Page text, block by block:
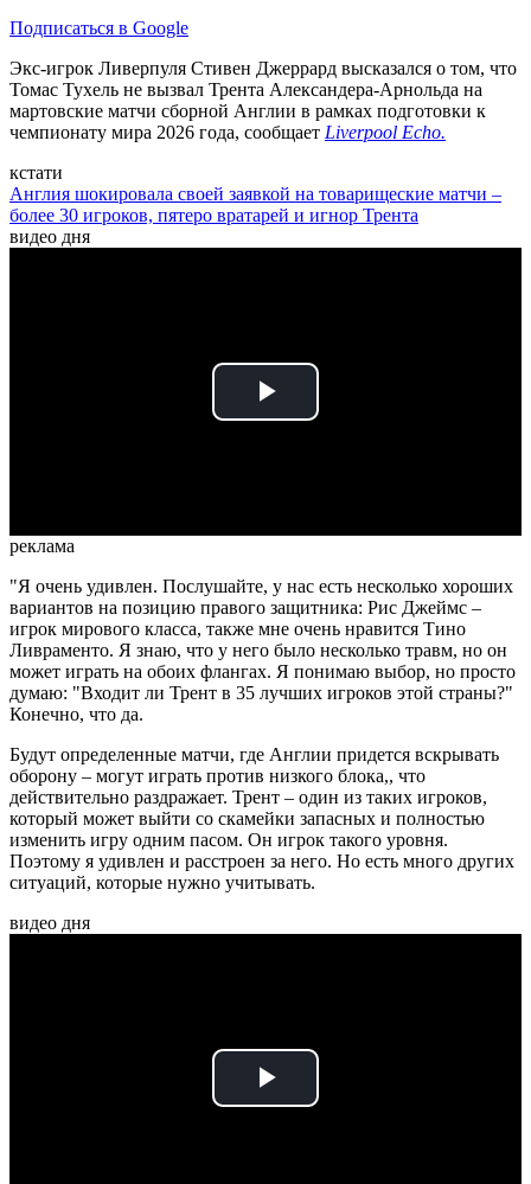
Подписаться в Google
Экс-игрок Ливерпуля Стивен Джеррард высказался о том, что
Томас Тухель не вызвал Трента Александера-Арнольда на
мартовские матчи сборной Англии в рамках подготовки к
чемпионату мира 2026 года, сообщает Liverpool Echo.
кстати
Англия шокировала своей заявкой на товарищеские матчи –
более 30 игроков, пятеро вратарей и игнор Трента
видео дня
Play
реклама
"Я очень удивлен. Послушайте, у нас есть несколько хороших
вариантов на позицию правого защитника: Рис Джеймс –
игрок мирового класса, также мне очень нравится Тино
Ливраменто. Я знаю, что у него было несколько травм, но он
может играть на обоих флангах. Я понимаю выбор, но просто
думаю: "Входит ли Трент в 35 лучших игроков этой страны?"
Конечно, что да.
Будут определенные матчи, где Англии придется вскрывать
оборону – могут играть против низкого блока,, что
действительно раздражает. Трент – один из таких игроков,
который может выйти со скамейки запасных и полностью
изменить игру одним пасом. Он игрок такого уровня.
Поэтому я удивлен и расстроен за него. Но есть много других
ситуаций, которые нужно учитывать.
видео дня
Play